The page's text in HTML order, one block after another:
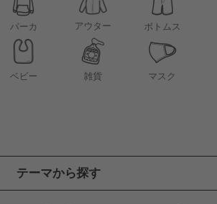
パーカ アウター ボトムス
ベビー 雑貨 マスク
テーマから探す